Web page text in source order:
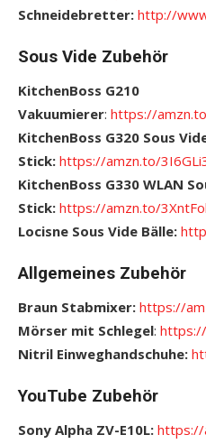
Schneidebretter: http://
Sous Vide Zubehör
KitchenBoss G210
Vakuumierer: https://
KitchenBoss G320 Sous
Stick: https://amzn.to/
KitchenBoss G330 WLAN
Stick: https://amzn.to/
Locisne Sous Vide Bälle:
Allgemeines Zubehör
Braun Stabmixer: https://
Mörser mit Schlegel:
Nitril Einweghandschuhe:
YouTube Zubehör
Sony Alpha ZV-E10L: https://